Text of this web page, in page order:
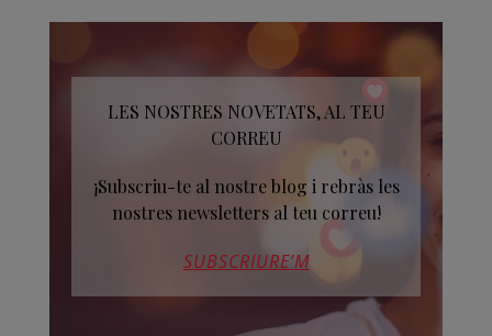
LES NOSTRES NOVETATS, AL TEU
CORREU
¡Subscriu-te al nostre blog i rebràs les
nostres newsletters al teu correu!
SUBSCRIURE’M